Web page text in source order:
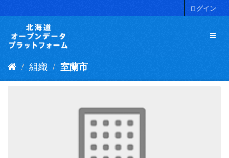
キ
ログイン
組織 室蘭市